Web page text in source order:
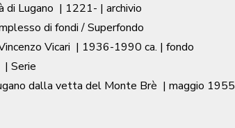
di Lugano | 1221- | archivio
di fondi / Superfondo
Vicari | 1936-1990 ca. | fondo
| Serie
dalla vetta del Monte Brè | maggio 1955